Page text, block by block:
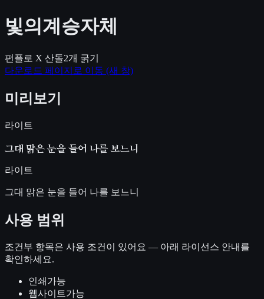
빛의계승자체
펀플로 X 산돌2개 굵기
다운로드 페이지로 이동 (새 창)
미리보기
라이트
그대 맑은 눈을 들어 나를 보느니
라이트
그대 맑은 눈을 들어 나를 보느니
사용 범위
조건부 항목은 사용 조건이 있어요 — 아래 라이선스 안내를
확인하세요.
인쇄 가능
웹사이트가능